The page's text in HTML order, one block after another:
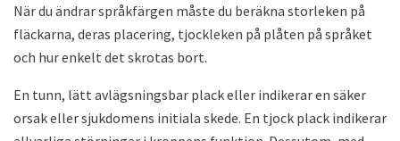
När du ändrar språkfärgen måste du beräkna storleken på
fläckarna, deras placering, tjockleken på plåten på språket
och hur enkelt det skrotas bort.
En tunn, lätt avlägsningsbar plack eller indikerar en säker
orsak eller sjukdomens initiala skede. En tjock plack indikerar